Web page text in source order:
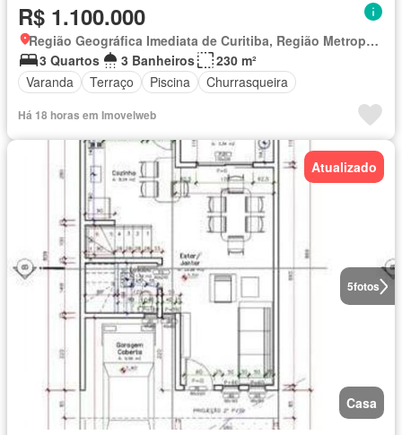
R$ 1.100.000
Região Geográfica Imediata de Curitiba, Região Metropolitana de Curitiba
3 Quartos
3 Banheiros
230 m²
Varanda
Terraço Piscina Churrasqueira
Há 18 horas em Imovelweb
5fotos
Atualizado
Casa